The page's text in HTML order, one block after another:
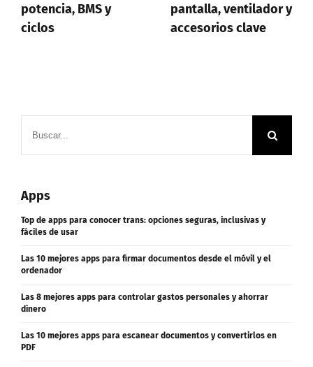
y
pantalla, ventilador y
accesorios clave
Apps
Top de apps para conocer trans: opciones seguras, inclusivas y
fáciles de usar
Las 10 mejores apps para firmar documentos desde el móvil y el
ordenador
Las 8 mejores apps para controlar gastos personales y ahorrar
dinero
Las 10 mejores apps para escanear documentos y convertirlos en
PDF